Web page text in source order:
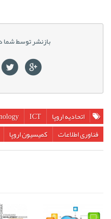
بازنشر توسط شما
اتحادیه اروپا ICT
فناوری اطلاعات
کمیسیون اروپا